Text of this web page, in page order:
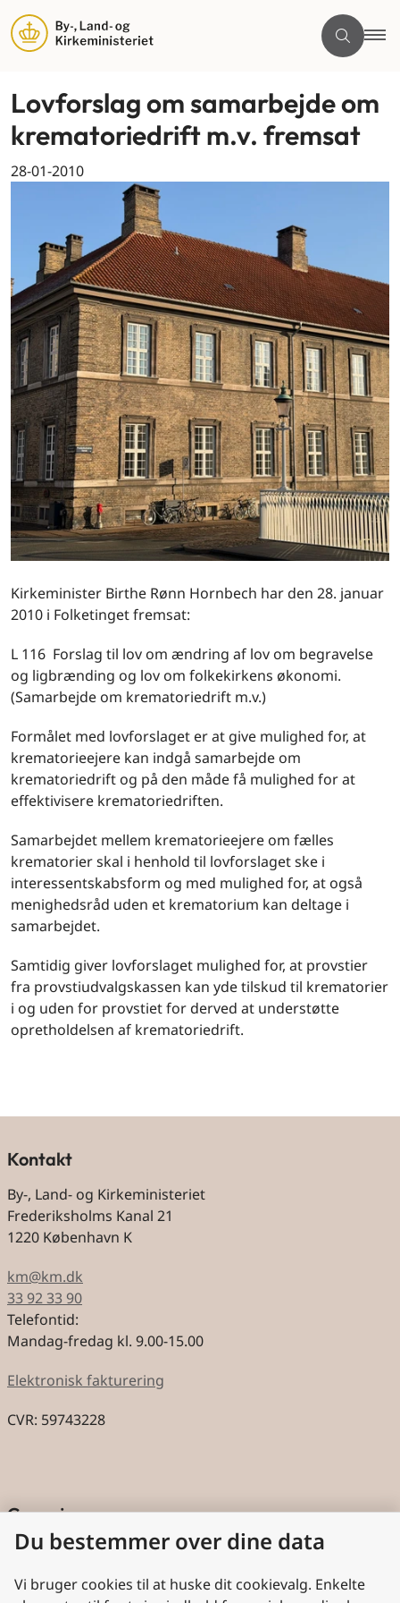
Lovforslag om samarbejde om
krematoriedrift m.v. fremsat
28-01-2010
Kirkeminister Birthe Rønn Hornbech har den 28. januar
2010 i Folketinget fremsat:
L 116 Forslag til lov om ændring af lov om begravelse
og ligbrænding og lov om folkekirkens økonomi.
(Samarbejde om krematoriedrift m.v.)
Formålet med lovforslaget er at give mulighed for, at
krematorieejere kan indgå samarbejde om
krematoriedrift og på den måde få mulighed for at
effektivisere krematoriedriften.
Samarbejdet mellem krematorieejere om fælles
krematorier skal i henhold til lovforslaget ske i
interessentskabsform og med mulighed for, at også
menighedsråd uden et krematorium kan deltage i
samarbejdet.
Samtidig giver lovforslaget mulighed for, at provstier
fra provstiudvalgskassen kan yde tilskud til krematorier
i og uden for provstiet for derved at understøtte
opretholdelsen af krematoriedrift.
Kontakt
By-, Land- og Kirkeministeriet
Frederiksholms Kanal 21
1220 København K
km@km.dk
33 92 33 90
Telefontid:
Mandag-fredag kl. 9.00-15.00
Elektronisk fakturering
CVR: 59743228
Genveje
Cookies
Aktindsigt
Du bestemmer over dine data
Vi bruger cookies til at huske dit cookievalg. Enkelte